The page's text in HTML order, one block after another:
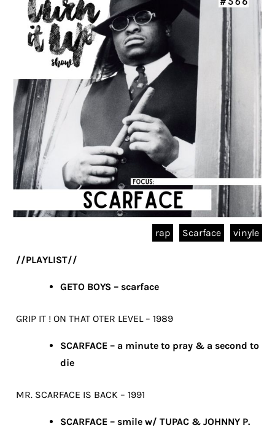
rap Scarface vinyle
//PLAYLIST//
GETO BOYS – scarface
GRIP IT ! ON THAT OTER LEVEL – 1989
SCARFACE – a minute to pray & a second to
die
MR. SCARFACE IS BACK – 1991
SCARFACE – smile w/ TUPAC & JOHNNY P.